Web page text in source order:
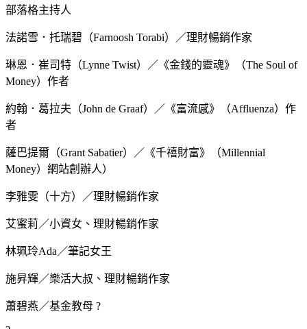
部落格主持人
法諾雪．托瑞碧（Farnoosh Torabi）／理財暢銷作家
琳恩．崔司特（Lynne Twist）／《金錢的靈魂》（The Soul of
Money）作者
約翰．葛拉夫（John de Graaf）／《富流感》（Affluenza）作
者
薩巴提爾（Grant Sabatier）／《千禧財富》（Millennial
Money）網站創辦人）
李雅雯（十方）／理財暢銷作家
艾蜜莉／小資女、理財暢銷作家
林珮玲Ada／筆記女王
施昇輝／樂活大叔、理財暢銷作家
蕭碧燕／基金教母 ?